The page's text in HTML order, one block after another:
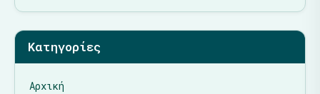
Κατηγορίες
Αρχική